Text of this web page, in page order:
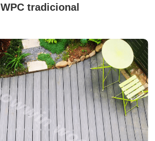
WPC tradicional